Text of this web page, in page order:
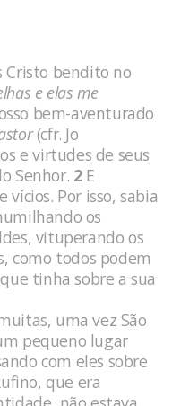
Cristo bendito no
e elas me
bem-aventurado
(cfr. Jo
e virtudes de seus
Senhor. 2E
Por isso, sabia
os
vituperando os
como todos podem
tinha sobre a sua
uma vez São
pequeno lugar
com eles sobre
que era